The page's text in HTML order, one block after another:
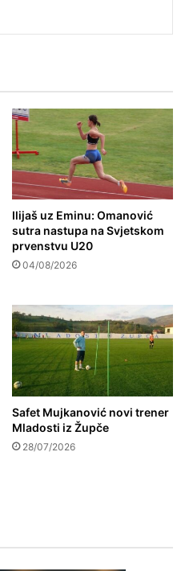
Ilijaš uz Eminu: Omanović
sutra nastupa na Svjetskom
prvenstvu U20
04/08/2026
Safet Mujkanović novi trener
Mladosti iz Župče
28/07/2026